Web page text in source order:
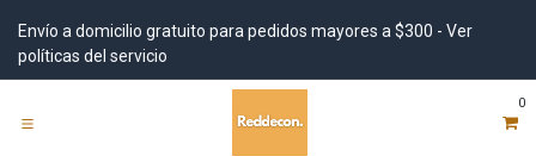
Envío a domicilio gratuito para pedidos mayores a $300 - Ver
políticas del servicio
0